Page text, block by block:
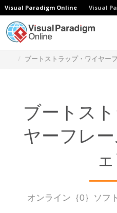
Visual Paradigm Online Visual
ブートストラップ・ワイヤー
ブートス
ヤーフレ
オンライン｛0｝ソフ